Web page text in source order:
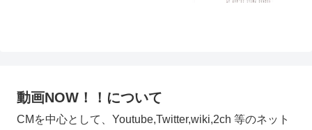
動画NOW！！について
CMを中心として、Youtube,Twitter,wiki,2ch 等のネット